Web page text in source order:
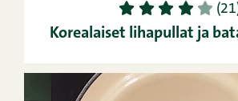
1 2 3 4 5
Korealaiset lihapullat ja